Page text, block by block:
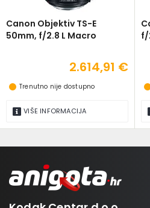
Canon Objektiv TS-E
50mm, f/2.8 L Macro
2.614,91 €
Trenutno nije dostupno
VIŠE INFORMACIJA
f/